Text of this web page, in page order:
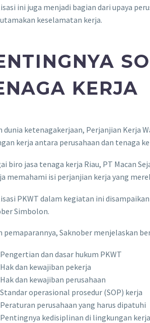
ini juga menjadi bagian dari upaya
keselamatan kerja.
KERJA
dunia ketenagakerjaan, Perjanjian Kerja
kerja antara perusahaan dan tenaga
biro jasa tenaga kerja Riau, PT Macan
memahami isi perjanjian kerja yang
PKWT dalam kegiatan ini
Simbolon.
pemaparannya, Saknober menjelaskan
Pengertian dan dasar hukum PKWT
Hak dan kewajiban pekerja
Hak dan kewajiban perusahaan
Standar operasional prosedur (SOP) kerja
Peraturan perusahaan yang harus dipatuhi
Pentingnya kedisiplinan di lingkungan kerja